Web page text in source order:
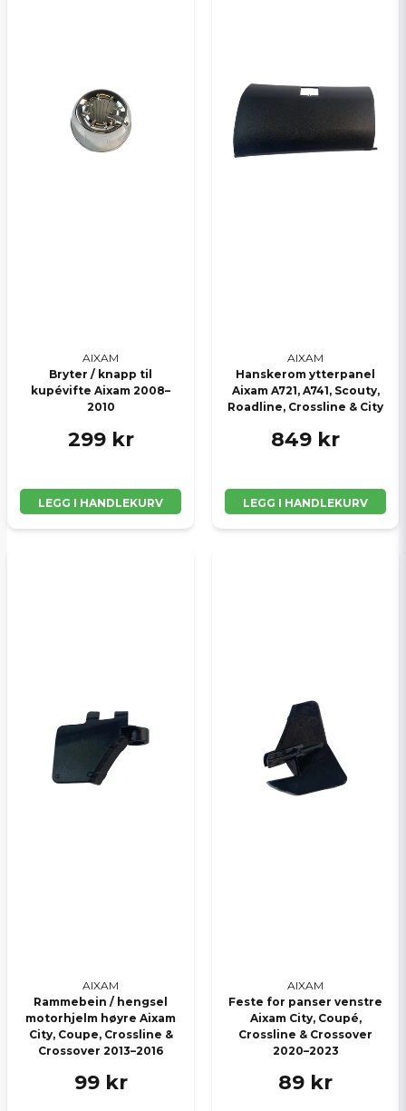
AIXAM
Bryter / knapp til
kupévifte Aixam 2008–
2010
299 kr
LEGG I HANDLEKURV
AIXAM
Hanskerom ytterpanel
Aixam A721, A741, Scouty,
Roadline, Crossline & City
849 kr
LEGG I HANDLEKURV
AIXAM
Rammebein / hengsel
motorhjelm høyre Aixam
City, Coupe, Crossline &
Crossover 2013–2016
99 kr
AIXAM
Feste for panser venstre
Aixam City, Coupé,
Crossline & Crossover
2020–2023
89 kr
Send spørsmål